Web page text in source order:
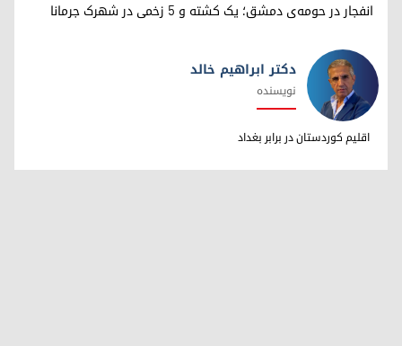
انفجار در حومه‌ی دمشق؛ یک کشته و ۵ زخمی در شهرک جرمانا
دکتر ابراهیم خالد
دکتر ابراهیم خالد
نویسنده
اقلیم کوردستان در برابر بغداد